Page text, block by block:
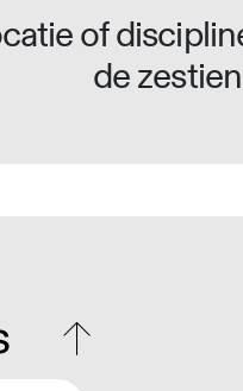
of
de